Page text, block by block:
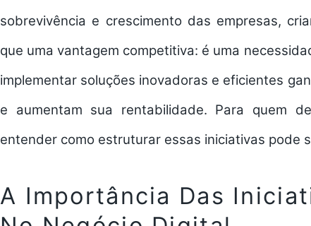
sobrevivência e crescimento das empresas,
que uma vantagem competitiva: é uma
implementar soluções inovadoras e eficientes
e aumentam sua rentabilidade. Para quem
entender como estruturar essas iniciativas pode
A Importância Das